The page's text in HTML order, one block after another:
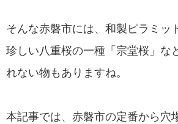
そんな赤磐市には、和製ピラミッ
珍しい八重桜の一種「宗堂桜」な
れない物もありますね。
本記事では、赤磐市の定番から穴